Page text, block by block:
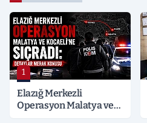
1
Elazığ Merkezli
Operasyon Malatya ve